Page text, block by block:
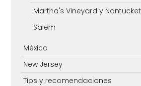
Martha's Vineyard y Nantucket
Salem
México
New Jersey
Tips y recomendaciones